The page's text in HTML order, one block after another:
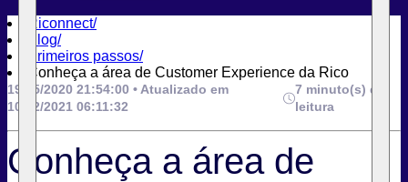
Riconnect/
Blog/
Primeiros passos/
Conheça a área de Customer Experience da Rico
19/05/2020 21:54:00 • Atualizado em
10/12/2021 06:11:32
7 minuto(s) de
leitura
Conheça a área de